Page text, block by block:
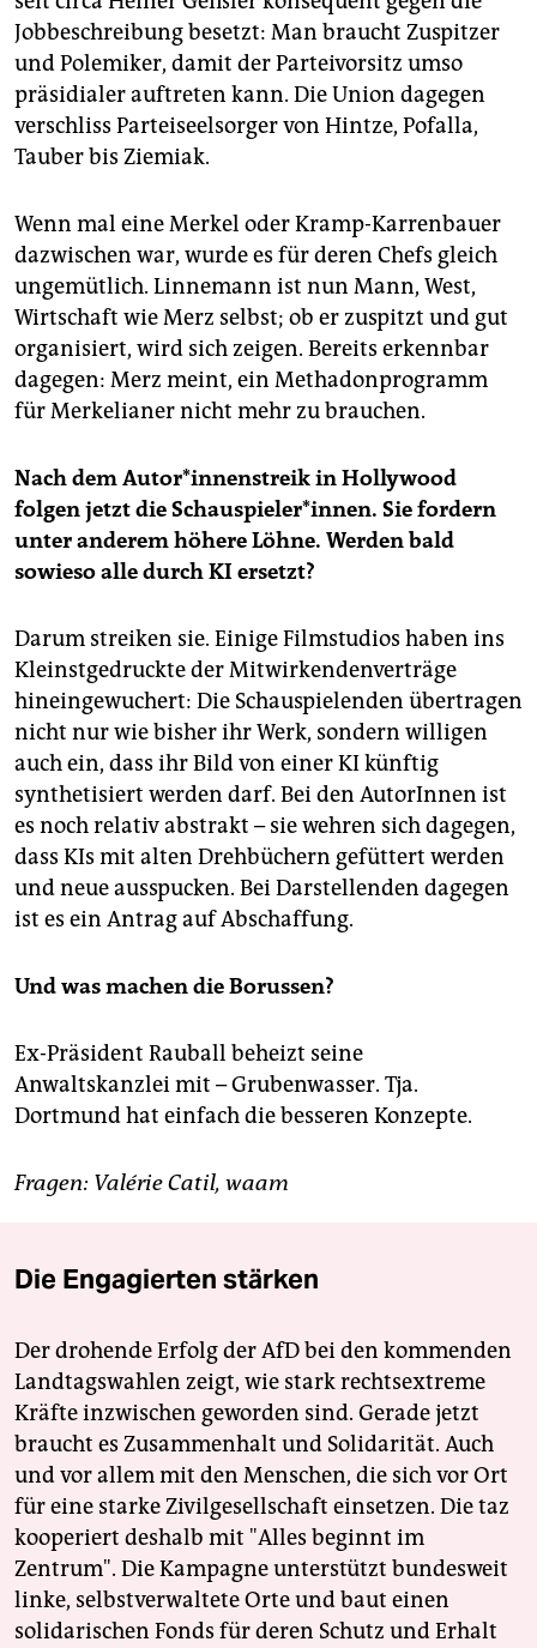
Jobbeschreibung besetzt: Man braucht Zuspitzer
und Polemiker, damit der Parteivorsitz umso
präsidialer auftreten kann. Die Union dagegen
verschliss Parteiseelsorger von Hintze, Pofalla,
Tauber bis Ziemiak.
Wenn mal eine Merkel oder Kramp-Karrenbauer
dazwischen war, wurde es für deren Chefs gleich
ungemütlich. Linnemann ist nun Mann, West,
Wirtschaft wie Merz selbst; ob er zuspitzt und gut
organisiert, wird sich zeigen. Bereits erkennbar
dagegen: Merz meint, ein Methadonprogramm
für Merkelianer nicht mehr zu brauchen.
Nach dem Au­to­r*in­nen­streik in Hollywood
folgen jetzt die Schauspieler*innen. Sie fordern
unter anderem höhere Löhne. Werden bald
sowieso alle durch KI ersetzt?
Darum streiken sie. Einige Filmstudios haben ins
Kleinstgedruckte der Mitwirkendenverträge
hineingewuchert: Die Schauspielenden übertragen
nicht nur wie bisher ihr Werk, sondern willigen
auch ein, dass ihr Bild von einer KI künftig
synthetisiert werden darf. Bei den AutorInnen ist
es noch relativ abstrakt – sie wehren sich dagegen,
dass KIs mit alten Drehbüchern gefüttert werden
und neue ausspucken. Bei Darstellenden dagegen
ist es ein Antrag auf Abschaffung.
Und was machen die Borussen?
Ex-Präsident Rauball beheizt seine
Anwaltskanzlei mit – Grubenwasser. Tja.
Dortmund hat einfach die besseren Konzepte.
Fragen: Valérie Catil, waam
Die Engagierten stärken
Der drohende Erfolg der AfD bei den kommenden
Landtagswahlen zeigt, wie stark rechtsextreme
Kräfte inzwischen geworden sind. Gerade jetzt
braucht es Zusammenhalt und Solidarität. Auch
und vor allem mit den Menschen, die sich vor Ort
für eine starke Zivilgesellschaft einsetzen. Die taz
kooperiert deshalb mit "Alles beginnt im
Zentrum". Die Kampagne unterstützt bundesweit
linke, selbstverwaltete Orte und baut einen
solidarischen Fonds für deren Schutz und Erhalt